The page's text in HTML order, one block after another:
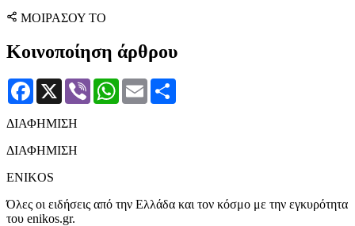
ΜΟΙΡΑΣΟΥ ΤΟ
Κοινοποίηση άρθρου
Facebook
X Viber WhatsApp
Email
ΔΙΑΦΗΜΙΣΗ
ΔΙΑΦΗΜΙΣΗ
ENIKOS
Όλες οι ειδήσεις από την Ελλάδα και τον κόσμο με την εγκυρότητα
του enikos.gr.